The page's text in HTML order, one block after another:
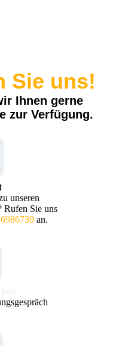
Sie uns!
Ihnen gerne
zur Verfügung.
unseren
Rufen Sie uns
an.